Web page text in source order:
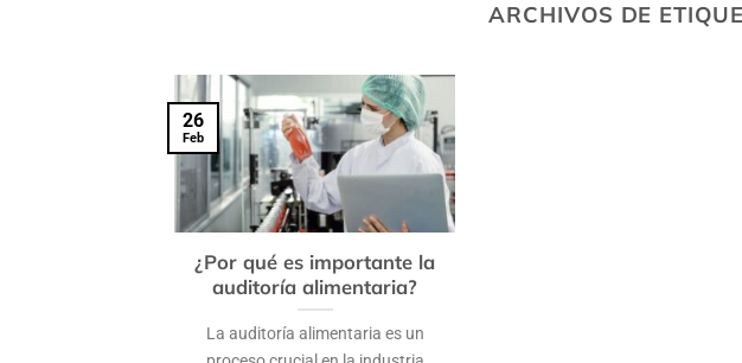
ARCHIVOS DE
¿Por qué es importante la
auditoría alimentaria?
La auditoría alimentaria es un
26
Feb